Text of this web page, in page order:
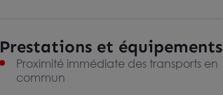
Prestations et équipements
Proximité immédiate des transports en
commun